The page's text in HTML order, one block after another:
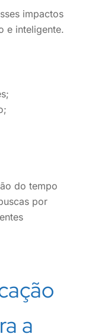
impactos
e inteligente.
do tempo
por
a